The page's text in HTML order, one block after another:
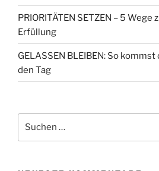
PRIORITÄTEN SETZEN – 5 Wege
Erfüllung
GELASSEN BLEIBEN: So
den Tag
nach: